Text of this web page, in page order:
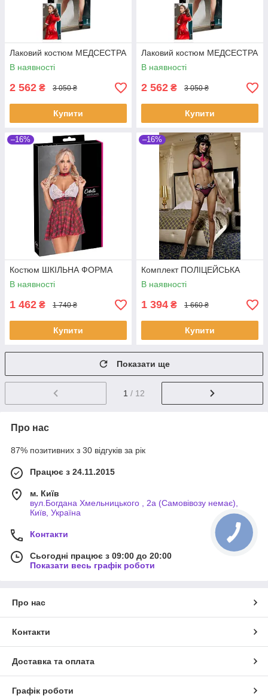
Лаковий костюм МЕДСЕСТРА
В наявності
2 562 ₴ 3 050 ₴
Купити
Лаковий костюм МЕДСЕСТРА
В наявності
2 562 ₴ 3 050 ₴
Купити
–16%
Костюм ШКІЛЬНА ФОРМА
В наявності
1 462 ₴ 1 740 ₴
Купити
–16%
Комплект ПОЛІЦЕЙСЬКА
В наявності
1 394 ₴ 1 660 ₴
Купити
Показати ще
1 / 12
Про нас
87% позитивних з 30 відгуків за рік
Працює з 24.11.2015
м. Київ
вул.Богдана Хмельницького , 2а (Самовівозу немає),
Київ, Україна
Контакти
Сьогодні працює з 09:00 до 20:00
Показати весь графік роботи
Про нас
Контакти
Доставка та оплата
Графік роботи